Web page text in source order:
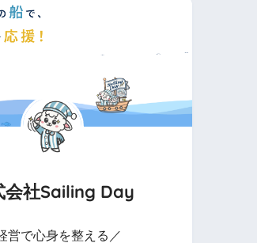
会社Sailing Day
営で心身を整える／